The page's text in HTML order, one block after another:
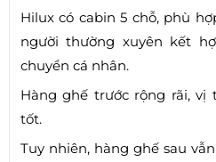
Hilux có cabin 5 chỗ, phù
người thường xuyên kết
chuyển cá nhân.
Hàng ghế trước rộng rãi,
tốt.
Tuy nhiên, hàng ghế sau